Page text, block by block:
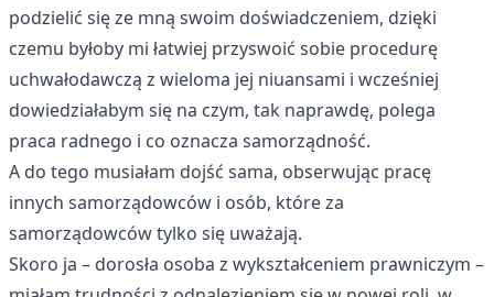
podzielić się ze mną swoim doświadczeniem, dzięki
czemu byłoby mi łatwiej przyswoić sobie procedurę
uchwałodawczą z wieloma jej niuansami i wcześniej
dowiedziałabym się na czym, tak naprawdę, polega
praca radnego i co oznacza samorządność.
A do tego musiałam dojść sama, obserwując pracę
innych samorządowców i osób, które za
samorządowców tylko się uważają.
Skoro ja – dorosła osoba z wykształceniem prawniczym –